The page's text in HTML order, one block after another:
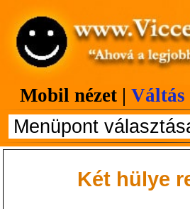
Mobil nézet | Váltás
Két hülye